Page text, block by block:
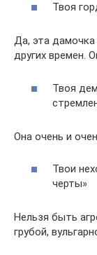
Твоя
Да, эта
других времен.
Твоя
Она очень и
Твои
черты»
Нельзя быть
грубой,